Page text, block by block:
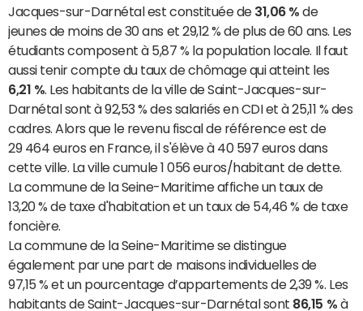
Jacques-sur-Darnétal est constituée de 31,06 % de
jeunes de moins de 30 ans et 29,12 % de plus de 60 ans. Les
étudiants composent à 5,87 % la population locale. Il faut
aussi tenir compte du taux de chômage qui atteint les
6,21 % . Les habitants de la ville de Saint-Jacques-sur-
Darnétal sont à 92,53 % des salariés en CDI et à 25,11 % des
cadres. Alors que le revenu fiscal de référence est de
29 464 euros en France, il s'élève à 40 597 euros dans
cette ville. La ville cumule 1 056 euros/habitant de dette.
La commune de la Seine-Maritime affiche un taux de
13,20 % de taxe d'habitation et un taux de 54,46 % de taxe
foncière.
La commune de la Seine-Maritime se distingue
également par une part de maisons individuelles de
97,15 % et un pourcentage d’appartements de 2,39 %. Les
habitants de Saint-Jacques-sur-Darnétal sont 86,15 % à